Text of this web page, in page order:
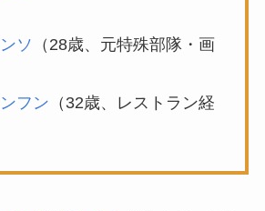
ソ （28歳、元特殊部隊・画
フン （32歳、レストラン経